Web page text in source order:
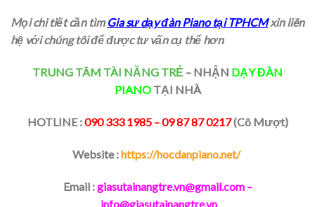
Mọi chi tiết cần tìmGia sư dạy đàn Piano tại TPHCMxin liên
hệ với chúng tôi để được tư vấn cụ thể hơn
TRUNG TÂM TÀI NĂNG TRẺ – NHẬN DẠY ĐÀN
PIANOTẠI NHÀ
HOTLINE :090 333 1985 – 09 87 87 0217(Cô Mượt)
Website :https://hocdanpiano.net/
Email :giasutainangtre.vn@gmail.com –
info@giasutainangtre.vn